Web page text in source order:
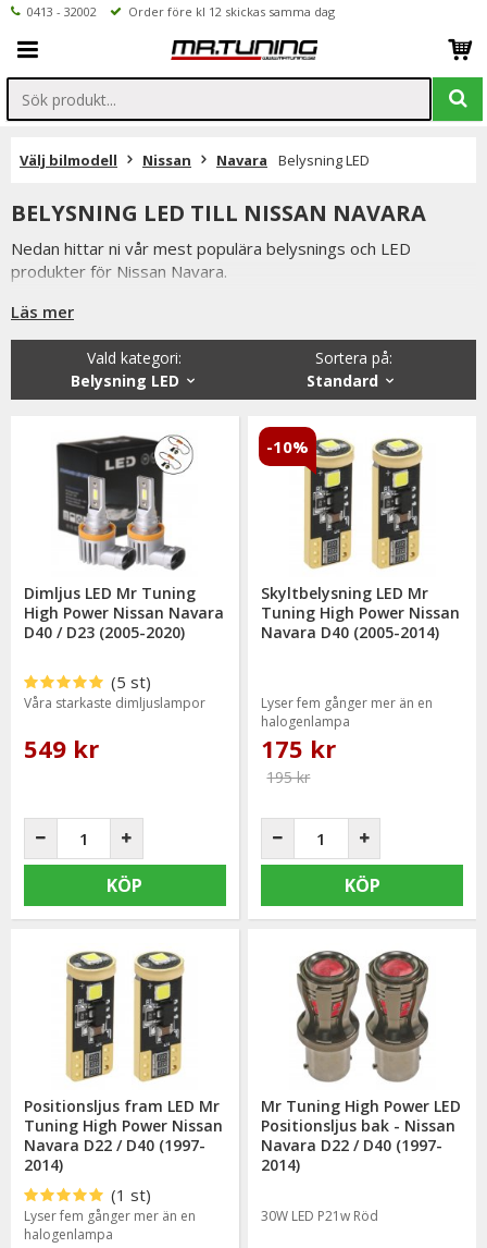
0413 - 32002 Order före kl 12 skickas samma dag
Välj bilmodell Nissan Navara Belysning LED
BELYSNING LED TILL NISSAN NAVARA
Nedan hittar ni vår mest populära belysnings och LED
produkter för Nissan Navara.
Är det något ni undrar över eller saknar i vårt sortiment ser vi
Ni når oss på 041332002 (vardagar 9-16) eller per mail
info@mrtuning.se
Läs mer
Sortera på:
Standard
Vald kategori:
Belysning LED
Dimljus LED Mr Tuning
High Power Nissan Navara
D40 / D23 (2005-2020)
(5 st)
Våra starkaste dimljuslampor
549 kr
KÖP
Skyltbelysning LED Mr
Tuning High Power Nissan
Navara D40 (2005-2014)
Lyser fem gånger mer än en
halogenlampa
175 kr
195 kr
-10%
KÖP
Positionsljus fram LED Mr
Tuning High Power Nissan
Navara D22 / D40 (1997-
2014)
(1 st)
Lyser fem gånger mer än en
halogenlampa
Mr Tuning High Power LED
Positionsljus bak - Nissan
Navara D22 / D40 (1997-
2014)
30W LED P21w Röd